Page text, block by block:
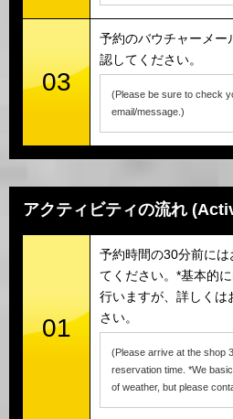
03
予約のバウチャーメー
認してください。
(Please be sure to check
email/message.)
アクティビティの流れ
01
予約時間の30分前に
てください。*基本的
行いますが、詳しくは
さい。
(Please arrive at the shop
reservation time. *We
of weather, but please